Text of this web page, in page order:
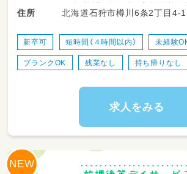
いのあるお仕事です。
（主な業務内容）
・発達障がいおよび肢体不自由
見守り（2歳～15歳まで）
・日常生活動作（手洗い、うがい
自立に向けた支援
環境整備・消毒
・食事や移動などのサポート
任者 養護教諭免許 高等学校教諭普通免許 中学
校教諭普通免許 小学校教諭普通免許 社会福祉
士 普通自動車運転免許
住所 北海道石狩市樽川6条2丁目4-1
新卒可 短時間（４時間以内） 未経験
ブランクOK 残業なし 持ち帰りなし
求人をみる